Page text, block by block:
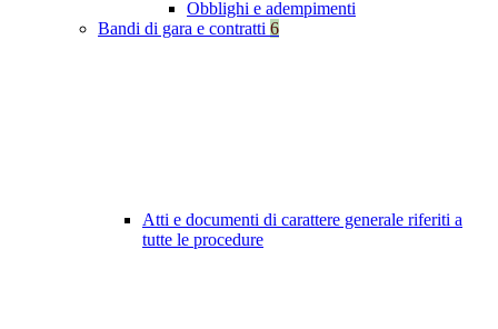
Obblighi e adempimenti
Bandi di gara e contratti 6
Atti e documenti di carattere generale riferiti a
tutte le procedure